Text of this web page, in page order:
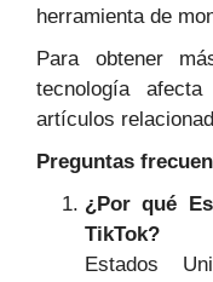
herramienta de
Para obtener
tecnología
artículos
Preguntas
¿Por qué
TikTok?
Estados